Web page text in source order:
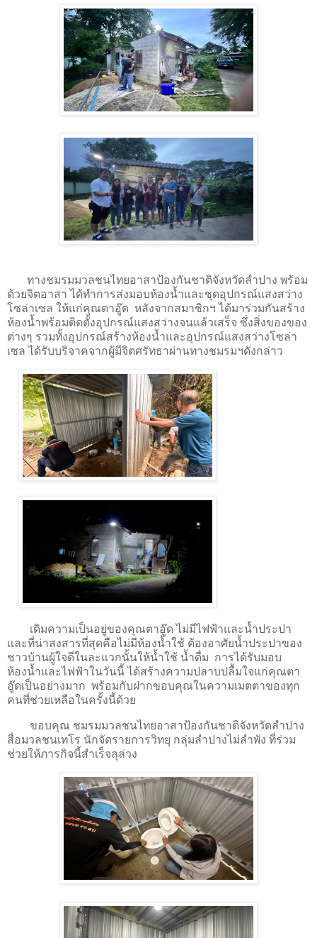
ทางชมรมมวลชนไทยอาสาป้องกันชาติจังหวัดลำปาง​ พร้อม
ด้วยจิตอาสา ได้ทำการส่งมอบห้องน้ำและชุดอุปกรณ์แสงสว่าง
โซล่าเซล ให้แก่คุณตาอู๊ด​ หลังจากสมาชิกฯ ได้มาร่วมกันสร้าง
ห้องน้ำพร้อมติดตั้งอุปกรณ์แสงสว่างจนแล้วเสร็จ ซึ่งสิ่งของของ
ต่างๆ รวมทั้งอุปกรณ์สร้างห้องน้ำและอุปกรณ์แสงสว่างโซล่า
เซล ได้รับบริจาคจากผู้มีจิตศรัทธาผ่านทางชมรมฯดังกล่าว
เดิมความเป็นอยู่ของคุณตาอู๊ดไม่มีไฟฟ้าและน้ำประปา
และที่น่าสงสารที่สุดคือไม่มีห้องน้ำใช้ ต้องอาศัยน้ำประปาของ
ชาวบ้านผู้ใจดีในละแวกนั้นให้น้ำใช้ น้ำดื่ม การได้รับมอบ
ห้องน้ำและไฟฟ้าในวันนี้ ได้สร้างความปลาบ​ปลื้มใจแก่คุณตา
อู๊ด​เป็นอย่างมาก พร้อมกับฝากขอบคุณ​ในความเมตตาของทุก
คนที่ช่วยเหลือในครั้งนี้ด้วย
ขอบคุณ ชมรมมวลชนไทยอาสาป้องกันชาติ​จังหวัดลำปาง
สื่อมวลชนเทโร นักจัดรายการวิทยุ กลุ่มลำปางไม่ลำพัง ที่ร่วม
ช่วยให้ภารกิจนี้สำเร็จลุล่วง